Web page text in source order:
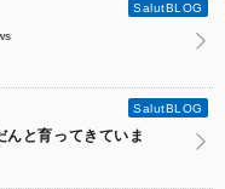
SalutBLOG
SalutBLOG
んと育ってきていま